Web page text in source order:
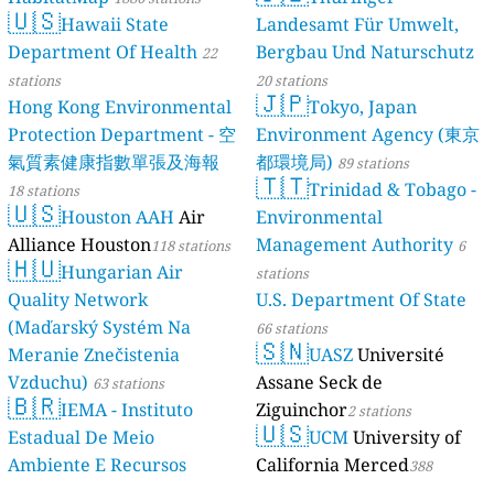
🇺🇸Hawaii State
Department Of Health 22
stations
Hong Kong Environmental
Protection Department - 空
氣質素健康指數單張及海報
18 stations
🇺🇸Houston AAH Air
Alliance Houston118 stations
🇭🇺Hungarian Air
Quality Network
(Maďarský Systém Na
Meranie Znečistenia
Vzduchu) 63 stations
🇧🇷IEMA - Instituto
Estadual De Meio
Ambiente E Recursos
Landesamt Für Umwelt,
Bergbau Und Naturschutz
20 stations
🇯🇵Tokyo, Japan
Environment Agency (東京
都環境局) 89 stations
🇹🇹Trinidad & Tobago -
Environmental
Management Authority 6
stations
U.S. Department Of State
66 stations
🇸🇳UASZUniversité
Assane Seck de
Ziguinchor2 stations
🇺🇸UCMUniversity of
California Merced388